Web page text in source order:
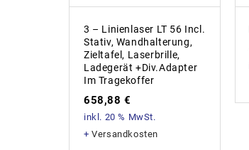
3 – Linienlaser LT 56 Incl.
Stativ, Wandhalterung,
Zieltafel, Laserbrille,
Ladegerät +div.Adapter
Im Tragekoffer
658,88€
inkl. 20 % MwSt.
+Versandkosten